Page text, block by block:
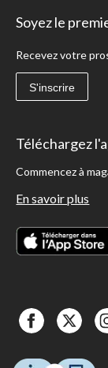
Soyez le
Recevez votre
S'inscrire
Téléchargez
Commencez à
En savoir plus